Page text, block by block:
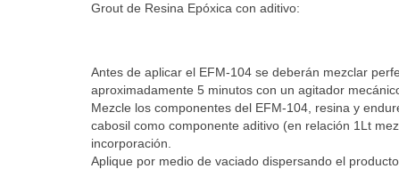
Grout de Resina Epóxica con aditivo:
Antes de aplicar el EFM-104 se deberán mezclar
aproximadamente 5 minutos con un agitador
Mezcle los componentes del EFM-104, resina y
cabosil como componente aditivo (en relación 1Lt
incorporación.
Aplique por medio de vaciado dispersando el